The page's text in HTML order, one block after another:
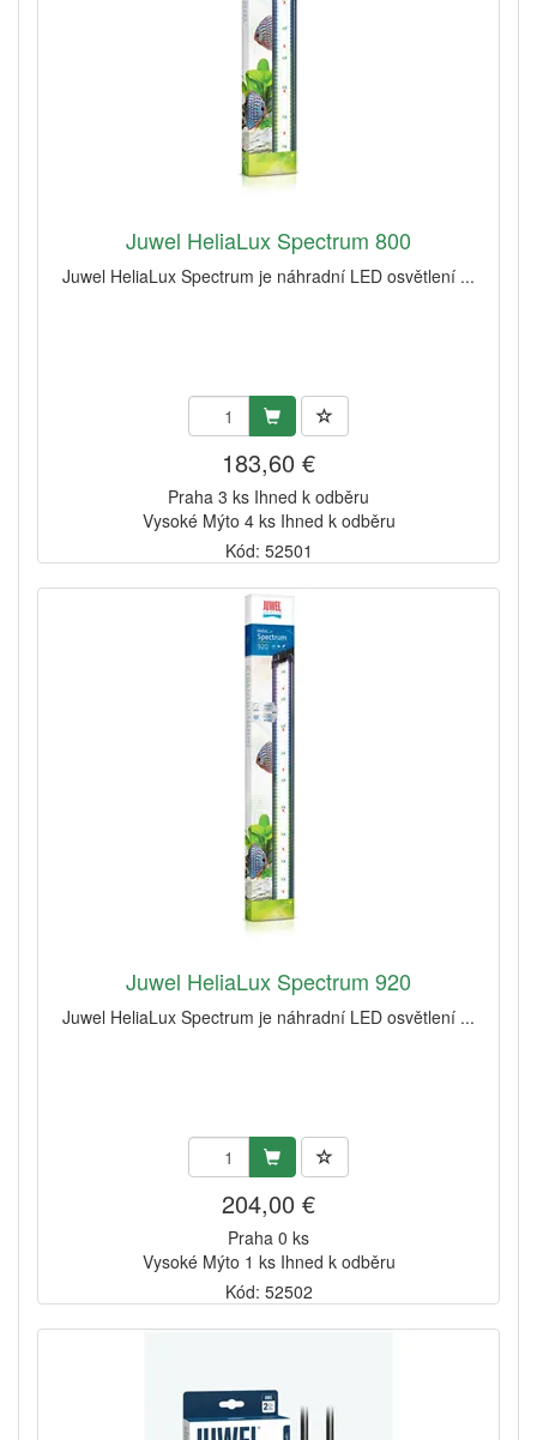
Juwel HeliaLux Spectrum 800
Juwel HeliaLux Spectrum je náhradní LED osvětlení ...
183,60 €
Praha 3 ks Ihned k odběru
Vysoké Mýto 4 ks Ihned k odběru
Kód: 52501
Juwel HeliaLux Spectrum 920
Juwel HeliaLux Spectrum je náhradní LED osvětlení ...
204,00 €
Praha 0 ks
Vysoké Mýto 1 ks Ihned k odběru
Kód: 52502